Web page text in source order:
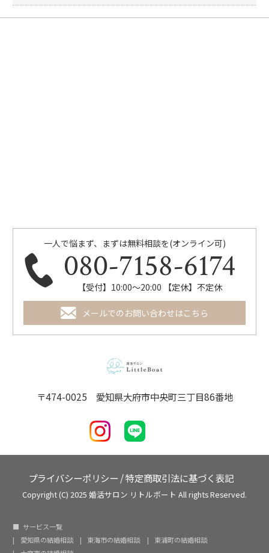
一人で悩まず、まずは無料相談を(オンライン可)
080-7158-6174
【受付】10:00～20:00 【定休】不定休
メールでのお問い合わせはこちら
〒474-0025 愛知県大府市中央町三丁目86番地
プライバシーポリシー /特定商取引法に基づく表記
Copyright (C) 2025 婚活サロン リトルボート All rights Reserved.
サービス一覧
愛知県の結婚相談
東海市の結婚相談
東浦町の結婚相談